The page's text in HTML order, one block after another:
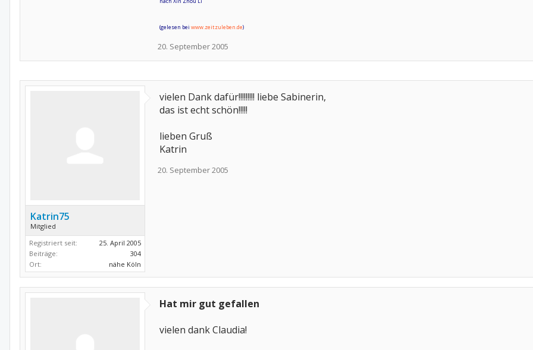
(gelesen bei www.zeitzuleben.de)
20. September 2005
Katrin75
Mitglied
Registriert seit:
25. April 2005
Beiträge:
304
Ort:
nähe Köln
vielen Dank dafür!!!!!!!!! liebe Sabinerin,
das ist echt schön!!!!!
lieben Gruß
Katrin
20. September 2005
Hat mir gut gefallen
vielen dank Claudia!